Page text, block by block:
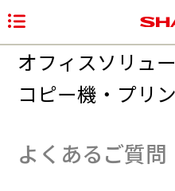
オフィスソリュ
コピー機・プリ
よくあるご質問